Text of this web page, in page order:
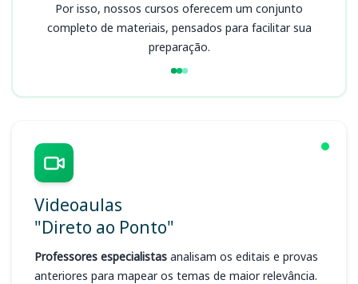
Por isso, nossos cursos oferecem um conjunto
completo de materiais, pensados para facilitar sua
preparação.
Videoaulas
"Direto ao Ponto"
Professores especialistas analisam os editais e provas
anteriores para mapear os temas de maior relevância.